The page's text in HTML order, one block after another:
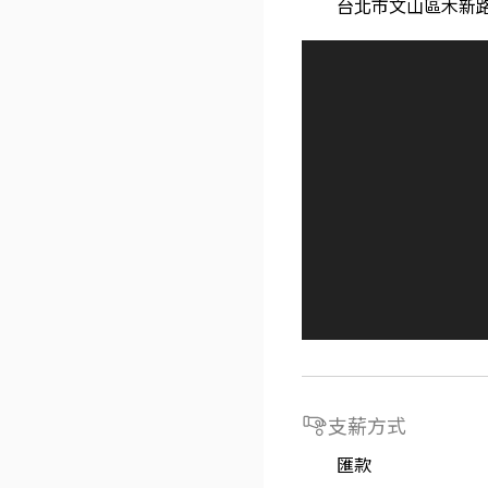
台北市文山區木新
支薪方式
匯款